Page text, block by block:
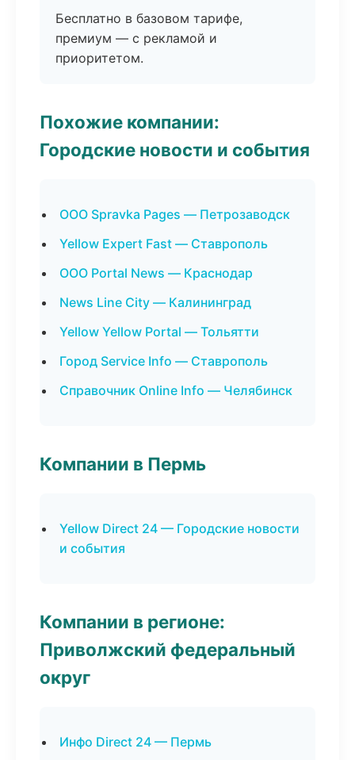
Бесплатно в базовом тарифе,
премиум — с рекламой и
приоритетом.
Похожие компании:
Городские новости и события
ООО Spravka Pages — Петрозаводск
Yellow Expert Fast — Ставрополь
ООО Portal News — Краснодар
News Line City — Калининград
Yellow Yellow Portal — Тольятти
Город Service Info — Ставрополь
Справочник Online Info — Челябинск
Компании в Пермь
Yellow Direct 24 — Городские новости
и события
Компании в регионе:
Приволжский федеральный
округ
Инфо Direct 24 — Пермь